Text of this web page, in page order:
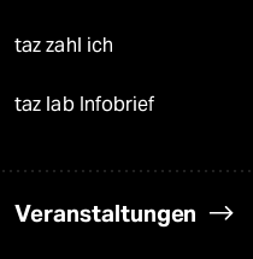
taz zahl ich
taz lab Infobrief
Veranstaltungen